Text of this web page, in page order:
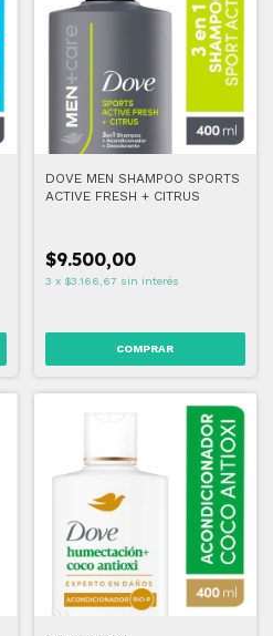
DOVE MEN SHAMPOO SPORTS
ACTIVE FRESH + CITRUS
$9.500,00
3 x $3.166,67 sin interés